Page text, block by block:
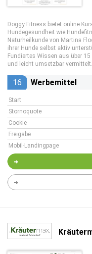
Doggy Fitness bietet online
Hundegesundheit wie
Naturheilkunde von Martina
ihrer Hunde selbst aktiv
Fundiertes Wissen aus über
und leicht umsetzbar vermittelt.
16 Werbemittel
Start
Stornoquote
Cookie
Freigabe
Mobil-Landingpage